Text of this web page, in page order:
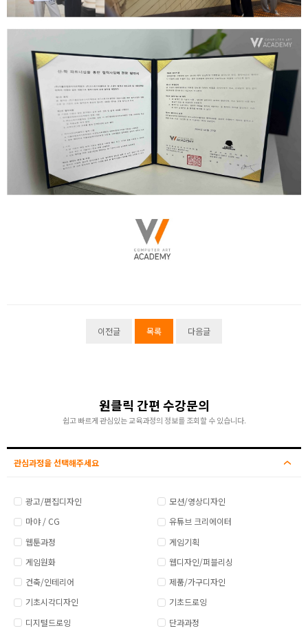
이전글 목록 다음글
원클릭 간편 수강문의
쉽고 빠르게 관심있는 교육과정의 정보를 조회할 수 있습니다.
관심과정을 선택해주세요
광고/편집디자인
모션/영상디자인
마야 / CG
유튜브 크리에이터
웹툰과정
게임기획
게임원화
웹디자인/퍼블리싱
건축/인테리어
제품/가구디자인
기초시각디자인
기초드로잉
디지털드로잉
단과과정